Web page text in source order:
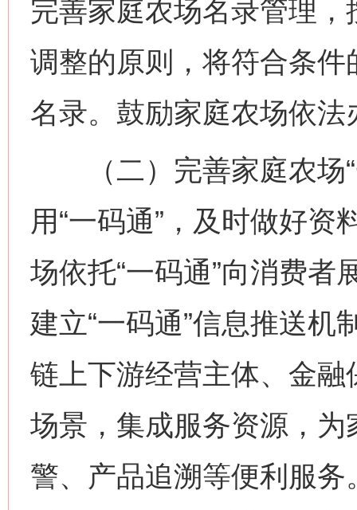
完善家庭农场名录管理
调整的原则，将符合条
名录。鼓励家庭农场依
（二）完善家庭农场“
用“一码通”，及时做好
场依托“一码通”向消费者
建立“一码通”信息推送
链上下游经营主体、金融
场景，集成服务资源，
警、产品追溯等便利服